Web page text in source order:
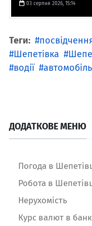
03 серпня 2026, 15:14
Теги:
Шепетівка
водії
автомобіль
ДОДАТКОВЕ МЕНЮ
Погода в
Робота в
Нерухомість
Курс валют в